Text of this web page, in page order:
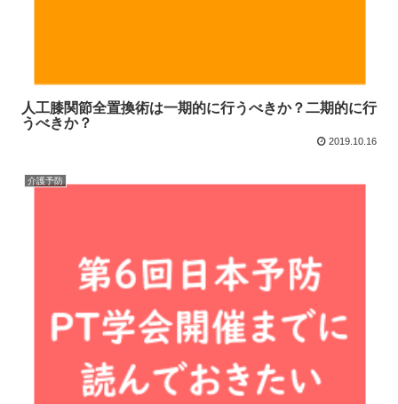
人工膝関節全置換術は一期的に行うべきか？二期的に行
うべきか？
2019.10.16
介護予防